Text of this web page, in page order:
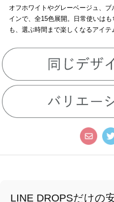
オフホワイトやグレーベージュ、
インで、全15色展開。日常使いは
も、選ぶ時間まで楽しくなるアイテ
LINE DROPSだけの